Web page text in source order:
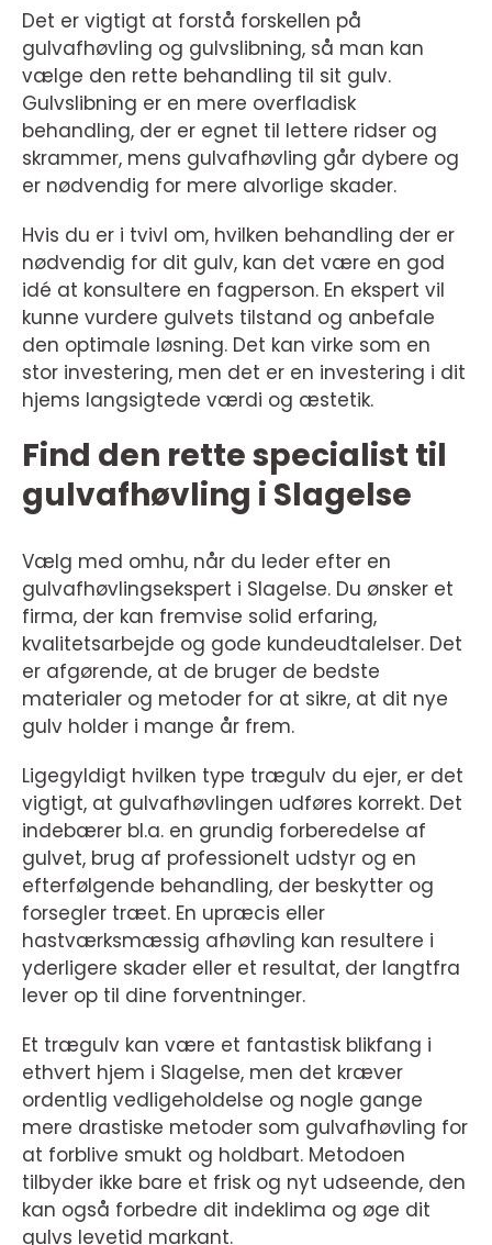
Det er vigtigt at forstå forskellen på
gulvafhøvling og gulvslibning, så man kan
vælge den rette behandling til sit gulv.
Gulvslibning er en mere overfladisk
behandling, der er egnet til lettere ridser og
skrammer, mens gulvafhøvling går dybere og
er nødvendig for mere alvorlige skader.
Hvis du er i tvivl om, hvilken behandling der er
nødvendig for dit gulv, kan det være en god
idé at konsultere en fagperson. En ekspert vil
kunne vurdere gulvets tilstand og anbefale
den optimale løsning. Det kan virke som en
stor investering, men det er en investering i dit
hjems langsigtede værdi og æstetik.
Find den rette specialist til
gulvafhøvling i Slagelse
Vælg med omhu, når du leder efter en
gulvafhøvlingsekspert i Slagelse. Du ønsker et
firma, der kan fremvise solid erfaring,
kvalitetsarbejde og gode kundeudtalelser. Det
er afgørende, at de bruger de bedste
materialer og metoder for at sikre, at dit nye
gulv holder i mange år frem.
Ligegyldigt hvilken type trægulv du ejer, er det
vigtigt, at gulvafhøvlingen udføres korrekt. Det
indebærer bl.a. en grundig forberedelse af
gulvet, brug af professionelt udstyr og en
efterfølgende behandling, der beskytter og
forsegler træet. En upræcis eller
hastværksmæssig afhøvling kan resultere i
yderligere skader eller et resultat, der langtfra
lever op til dine forventninger.
Et trægulv kan være et fantastisk blikfang i
ethvert hjem i Slagelse, men det kræver
ordentlig vedligeholdelse og nogle gange
mere drastiske metoder som gulvafhøvling for
at forblive smukt og holdbart. Metodoen
tilbyder ikke bare et frisk og nyt udseende, den
kan også forbedre dit indeklima og øge dit
gulvs levetid markant.